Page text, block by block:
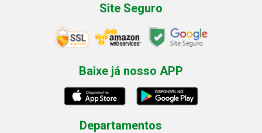
Site Seguro
Baixe já nosso APP
Departamentos